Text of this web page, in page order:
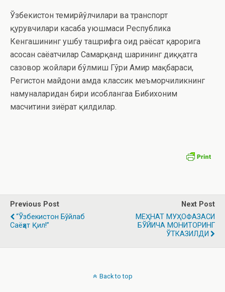
Ўзбекистон темирйўлчилари ва транспорт
қурувчилари касаба уюшмаси Республика
Кенгашининг ушбу ташрифга оид раёсат қарорига
асосан саёҳатчилар Самарқанд шаҳрининг диққатга
сазовор жойлари бўлмиш Гўри Амир мақбараси,
Регистон майдони ҳамда классик меъморчиликнинг
намуналаридан бири ҳисоблангаа Бибихоним
масчитини зиёрат қилдилар.
Previous Post
“Ўзбекистон Бўйлаб
Саёҳат Қил!”
Next Post
МЕҲНАТ МУҲОФАЗАСИ
БЎЙИЧА МОНИТОРИНГ
ЎТКАЗИЛДИ
Back to top